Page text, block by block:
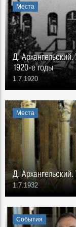
Места
Д.
1920-е годы
1.7.1920
Места
Д.
1.7.1932
События